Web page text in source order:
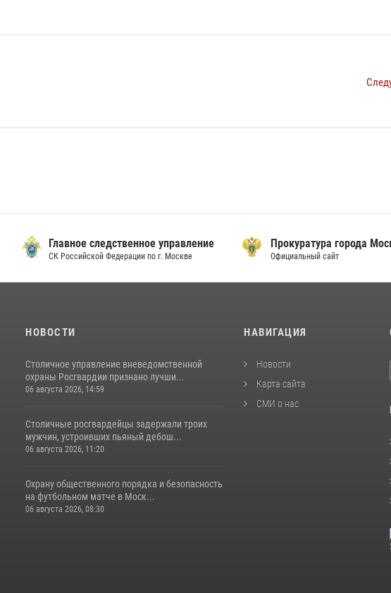
Главное следственное управление
СК Российской Федерации по г. Москве
Прокуратура города
Официальный сайт
НОВОСТИ
Столичное управление вневедомственной
охраны Росгвардии признано лучши...
06 августа 2026, 14:59
Столичные росгвардейцы задержали троих
мужчин, устроивших пьяный дебош...
06 августа 2026, 11:20
Охрану общественного порядка и безопасность
на футбольном матче в Моск...
06 августа 2026, 08:30
НАВИГАЦИЯ
Новости
Карта сайта
СМИ о нас